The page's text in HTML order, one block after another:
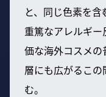
と、同じ色素を
重篤なアレルギ
価な海外コスメ
層にも広がるこ
む。